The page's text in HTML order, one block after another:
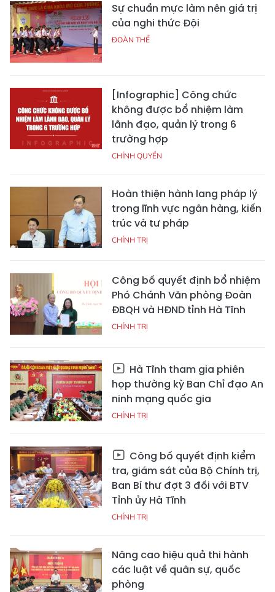
Sự chuẩn mực làm nên giá trị
của nghi thức Đội
ĐOÀN THỂ
[Infographic] Công chức
không được bổ nhiệm làm
lãnh đạo, quản lý trong 6
trường hợp
CHÍNH QUYỀN
Hoàn thiện hành lang pháp lý
trong lĩnh vực ngân hàng, kiến
trúc và tư pháp
CHÍNH TRỊ
Công bố quyết định bổ nhiệm
Phó Chánh Văn phòng Đoàn
ĐBQH và HĐND tỉnh Hà Tĩnh
CHÍNH TRỊ
Hà Tĩnh tham gia phiên
họp thường kỳ Ban Chỉ đạo An
ninh mạng quốc gia
CHÍNH TRỊ
Công bố quyết định kiểm
tra, giám sát của Bộ Chính trị,
Ban Bí thư đợt 3 đối với BTV
Tỉnh ủy Hà Tĩnh
CHÍNH TRỊ
Nâng cao hiệu quả thi hành
các luật về quân sự, quốc
phòng